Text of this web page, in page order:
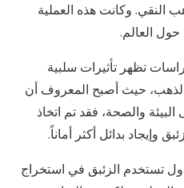
النقي. وكانت هذه العملية
العالم.
تظهر تأثيرات سلبية
حيث أصبح المعروف أن
والصحة، فقد تم اتخاذ
وإيجاد بدائل أكثر أماناً.
تستخدم الزئبق في استخراج